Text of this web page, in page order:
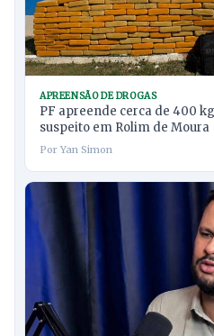
APREENSÃO DE DROGAS
PF apreende cerca de 400
suspeito em Rolim de Moura
Por Yan Simon